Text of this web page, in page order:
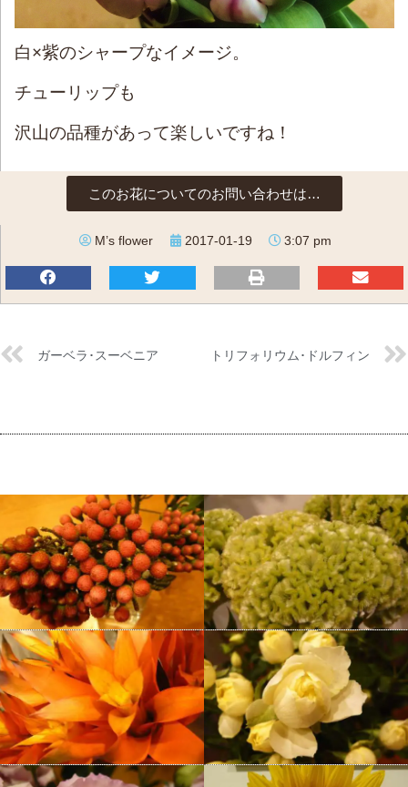
白×紫のシャープなイメージ。
チューリップも
沢山の品種があって楽しいですね！
このお花についてのお問い合わせは…
M’s flower 2017-01-19 3:07 pm
ガーベラ･スーベニア トリフォリウム･ドルフィン